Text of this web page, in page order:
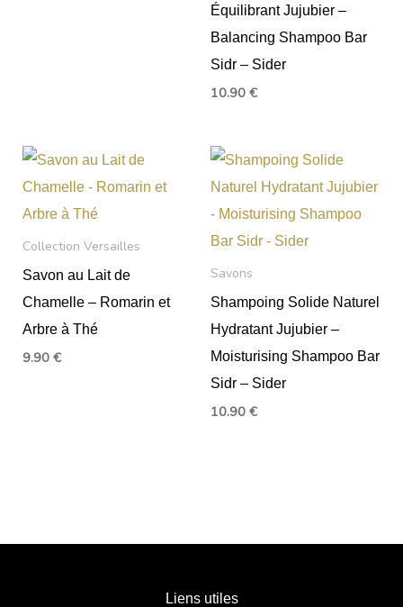
Équilibrant Jujubier –
Balancing Shampoo Bar
Sidr – Sider
10.90 €
Collection Versailles
Savon au Lait de
Chamelle – Romarin et
Arbre à Thé
9.90€
Savons
Shampoing Solide Naturel
Hydratant Jujubier –
Moisturising Shampoo Bar
Sidr – Sider
10.90 €
Liens utiles